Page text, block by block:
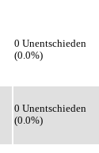
0 Unentschieden
(0.0%)
0 Unentschieden
(0.0%)